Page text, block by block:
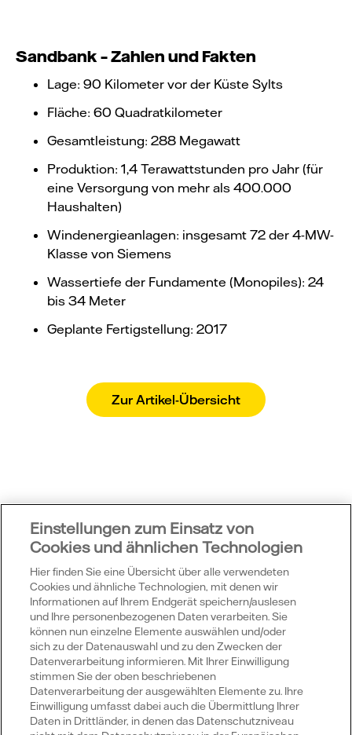
Sandbank – Zahlen und Fakten
Lage: 90 Kilometer vor der Küste Sylts
​Fläche: 60 Quadratkilometer
Gesamtleistung: 288 Megawatt
Produktion: 1,4 Terawattstunden pro Jahr (für
eine Versorgung von mehr als 400.000
Haushalten)
Windenergieanlagen: insgesamt 72 der 4-MW-
Klasse von Siemens
Wassertiefe der Fundamente (Monopiles): 24
bis 34 Meter
Geplante Fertigstellung: 2017​
Zur Artikel-Übersicht
Vattenfall
Publikationen
Portale
Einstellungen zum Einsatz von
Cookies und ähnlichen Technologien
Hier finden Sie eine Übersicht über alle verwendeten
Cookies und ähnliche Technologien, mit denen wir
Informationen auf Ihrem Endgerät speichern/auslesen
und Ihre personenbezogenen Daten verarbeiten. Sie
können nun einzelne Elemente auswählen und/oder
sich zu der Datenauswahl und zu den Zwecken der
Datenverarbeitung informieren. Mit Ihrer Einwilligung
stimmen Sie der oben beschriebenen
Datenverarbeitung der ausgewählten Elemente zu. Ihre
Einwilligung umfasst dabei auch die Übermittlung Ihrer
Daten in Drittländer, in denen das Datenschutzniveau